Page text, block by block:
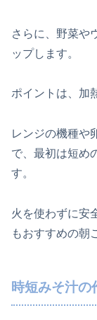
さらに、野菜や
ップします。
ポイントは、加
レンジの機種や
で、最初は短め
す。
火を使わずに安
もおすすめの朝
時短みそ汁の